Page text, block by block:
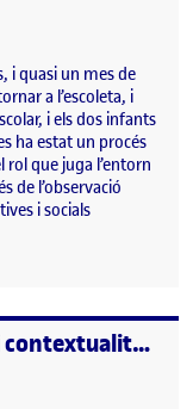
familiar com a punt de
i quasi un mes de
a l’escoleta, i
i els dos infants
ha estat un procés
rol que juga l’entorn
de l’observació
i socials
Primeres observacions i contextualització de l’screening psicopedagògic
observacions i